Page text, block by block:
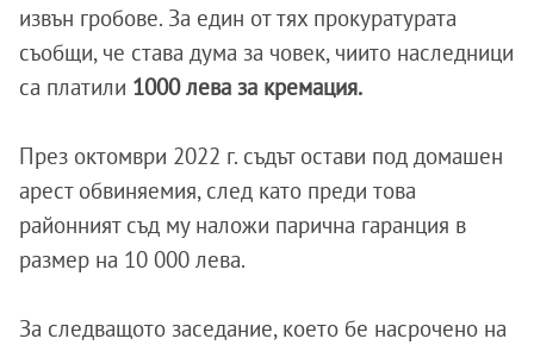
извън гробове. За един от тях прокуратурата
съобщи, че става дума за човек, чиито наследници
са платили 1000 лева за кремация.
През октомври 2022 г. съдът остави под домашен
арест обвиняемия, след като преди това
районният съд му наложи парична гаранция в
размер на 10 000 лева.
За следващото заседание, което бе насрочено на